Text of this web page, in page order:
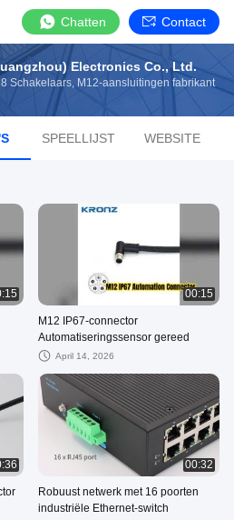
Chatten Contact
Electronics Co., Ltd.
Schakelaars, M12-aansluitingen fabrikant
SPEELLIJST WEBSITE
00:15
M12 IP67-connector
Automatiseringssensor gereed
April 14, 2026
00:32
Robuust netwerk met 16 poorten
industriële Ethernet-switch